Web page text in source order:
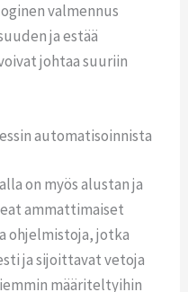
valmennus
ja estää
johtaa suuriin
automatisoinnista
on myös alustan ja
ammattimaiset
ohjelmistoja, jotka
ja sijoittavat vetoja
määriteltyihin